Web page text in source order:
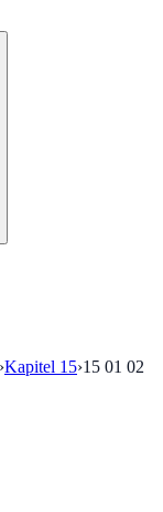
›Kapitel 15›15 01 02